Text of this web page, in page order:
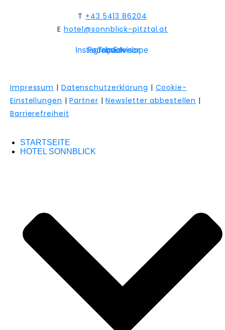
T +43 5413 86204
E hotel@sonnblick-pitztal.at
Instagram
Facebook
Tripadvisor
Envelope
Impressum | Datenschutzerklärung | Cookie-
Einstellungen |Partner |Newsletter abbestellen |
Barrierefreiheit
STARTSEITE
HOTEL SONNBLICK